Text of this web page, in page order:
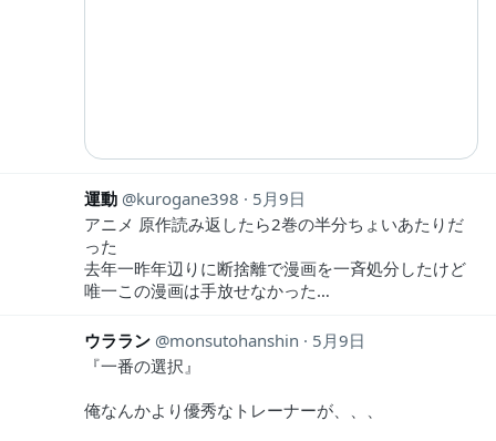
運動 kurogane398
5月9日
アニメ 原作読み返したら2巻の半分ちょいあたりだ
った
去年一昨年辺りに断捨離で漫画を一斉処分したけど
唯一この漫画は手放せなかった…
ウララン monsutohanshin
5月9日
『一番の選択』
俺なんかより優秀なトレーナーが、、、